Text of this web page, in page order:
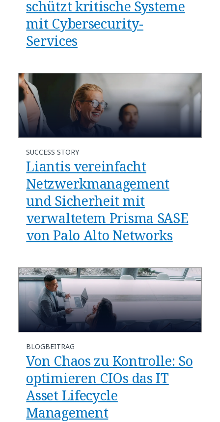
schützt kritische Systeme
mit Cybersecurity-
Services
SUCCESS STORY
Liantis vereinfacht
Netzwerkmanagement
und Sicherheit mit
verwaltetem Prisma SASE
von Palo Alto Networks
BLOGBEITRAG
​​Von Chaos zu Kontrolle: So
optimieren CIOs das IT
Asset Lifecycle
Management​